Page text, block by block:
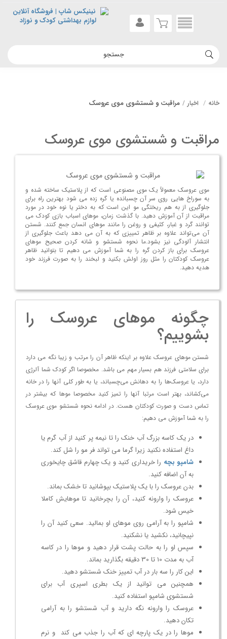
خانه اخبار مراقبت و شستشوی موی عروسک
مراقبت و شستشوی موی عروسک
موی عروسک معمولاً یک موی مصنوعی است که از پلاستیک ساخته شده و
به سوراخ هایی روی سر آن چسبانده یا گره زده می شود بهترین راه برای
جلوگیری از به هم ریختگی مو این است که به دختر یا نوه خود در مورد
مراقبت از آن آموزش دهید. با گذشت زمان، موهای اسباب بازی کودک می
توانند گرد و غبار، کثیفی و روغن را مانند موهای انسان جمع کنند. شستن
آن می‌تواند علاوه بر ظاهر تمییزی که به آن می دهد باعث جلوگیری از
انتشار آلودگی نیز بشود.ما نحوه شستشو و شانه کردن صحیح موهای
عروسک برای باز کردن گره را به شما آموزش می دهیم تا بتوانید ظاهر
عروسک کودکتان را مثل روز اولش بکنید و لبخند را به صورت فرزند خود
هدیه دهید.
چگونه موهای عروسک را
بشوییم؟
شستن موهای عروسک علاوه بر اینکه ظاهر آن را مرتب و زیبا نگه می دارد
برای سلامتی فرزند هم بسیار مهم می باشد. مخصوصا اگر کودک شما آلرژی
دارد، یا عروسک‌ها را به دهانش می‌چسباند، یا به طور کلی آنها را در خانه
می‌کشاند، بهتر است مرتبا آنها را تمیز کنید مخصوصا موها که بیشتر در
تماس دست و صورت کودکتان هست. در ادامه نحوه شستشو موی عروسک
را به شما آموزش می دهیم:
در یک کاسه بزرگ آب خنک را تا نیمه پر کنید از آب گرم یا
داغ استفاده نکنید زیرا گرما می تواند فر مو را شل کند.
شامپو بچه را خریداری کنید و یک چهارم قاشق چایخوری
به آن اضافه کنید.
بدن عروسک را با یک پلاستیک بپوشانید تا خشک بماند.
عروسک را وارونه کنید، آن را بچرخانید تا موهایش کاملا
خیس شود.
شامپو را به آرامی روی موهای او بمالید. سعی کنید آن را
نپیچانید، نکشید یا نشکنید.
سپس او را به حالت پشت قرار دهید و موها را در کاسه
آب به مدت 10 تا 30 دقیقه بگذارید بماند.
این کار را سه بار در آب تمییز خنک شستشو دهید.
همچنین می توانید از یک بطری اسپری آب برای
شستشوی شامپو استفاده کنید.
عروسک را وارونه نگه دارید و آب شستشو را به آرامی
تکان دهید.
موها را در یک پارچه ای که آب را جذب می کند و نرم